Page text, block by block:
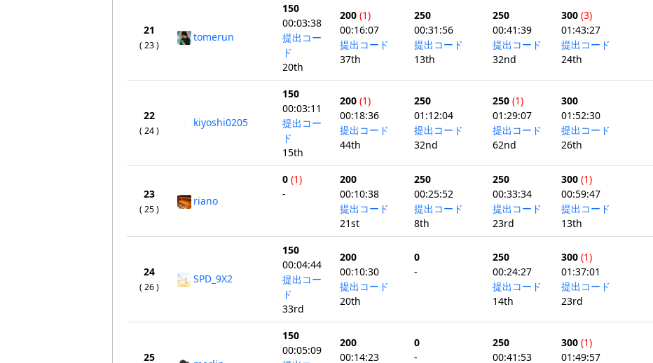
21
( 23 )
tomerun
150
00:03:38
提出コー
ド
20th
200 (1)
00:16:07
提出コード
37th
250
00:31:56
提出コード
13th
250
00:41:39
提出コード
32nd
300 (3)
01:43:27
提出コード
24th
22
( 24 )
kiyoshi0205
150
00:03:11
提出コー
ド
15th
200 (1)
00:18:36
提出コード
44th
250
01:12:04
提出コード
32nd
250 (1)
01:29:07
提出コード
62nd
300
01:52:30
提出コード
26th
23
( 25 )
riano
0 (1)
-
200
00:10:38
提出コード
21st
250
00:25:52
提出コード
8th
250
00:33:34
提出コード
23rd
300 (1)
00:59:47
提出コード
13th
24
( 26 )
SPD_9X2
150
00:04:44
提出コー
ド
33rd
200
00:10:30
提出コード
20th
0
-
250
00:24:27
提出コード
14th
300 (1)
01:37:01
提出コード
23rd
25
150
00:05:09
200
00:14:23
0
-
250
00:41:53
300 (1)
01:49:57